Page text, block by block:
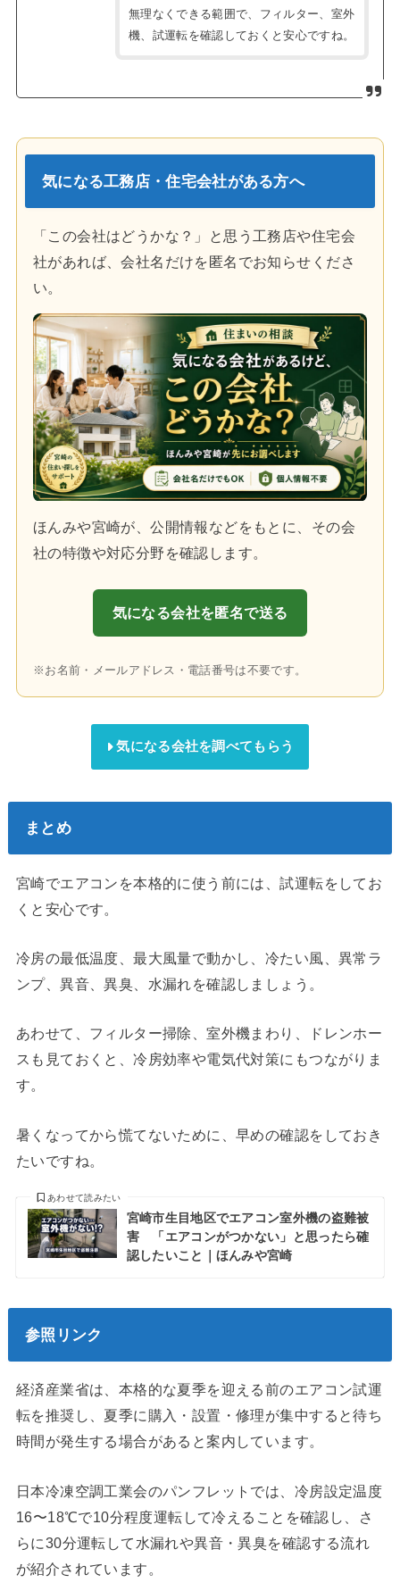
無理なくできる範囲で、フィルター、室外
機、試運転を確認しておくと安心ですね。
気になる工務店・住宅会社がある方へ
「この会社はどうかな？」と思う工務店や住宅会
社があれば、会社名だけを匿名でお知らせくださ
い。
ほんみや宮崎が、公開情報などをもとに、その会
社の特徴や対応分野を確認します。
気になる会社を匿名で送る
※お名前・メールアドレス・電話番号は不要です。
気になる会社を調べてもらう
まとめ
宮崎でエアコンを本格的に使う前には、試運転をしてお
くと安心です。
冷房の最低温度、最大風量で動かし、冷たい風、異常ラ
ンプ、異音、異臭、水漏れを確認しましょう。
あわせて、フィルター掃除、室外機まわり、ドレンホー
スも見ておくと、冷房効率や電気代対策にもつながりま
す。
暑くなってから慌てないために、早めの確認をしておき
たいですね。
宮崎市生目地区でエアコン室外機の盗難被
害 「エアコンがつかない」と思ったら確
認したいこと｜ほんみや宮崎
あわせて読みたい
参照リンク
経済産業省は、本格的な夏季を迎える前のエアコン試運
転を推奨し、夏季に購入・設置・修理が集中すると待ち
時間が発生する場合があると案内しています。
日本冷凍空調工業会のパンフレットでは、冷房設定温度
16〜18℃で10分程度運転して冷えることを確認し、さ
らに30分運転して水漏れや異音・異臭を確認する流れ
が紹介されています。